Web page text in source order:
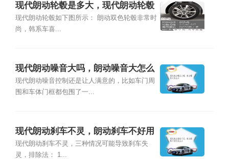
现代朗动轮毂是多大，现代朗动轮毂
怎么改装好
现代朗动轮毂如下图所示： 朗动双色轮毂非常时
尚，韩系车喜...
现代朗动噪音大吗，朗动噪音大怎么
办
现代朗动噪音控制还是让人满意的，比如车门周
围和车体门框都包围了一...
现代朗动刹车不灵，朗动刹车不好用
怎么办
现代朗动刹车不灵，三种情况可能导致刹车失
灵，排除法： 1...